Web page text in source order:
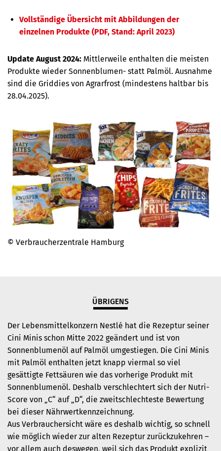
Vollständige Übersicht mit Abbildungen der
einzelnen Produkte (PDF, Stand: April 2023)
Update August 2024: Mittlerweile enthalten die meisten
Produkte wieder Sonnenblumen- statt Palmöl. Ausnahme
sind die Griddies von Agrarfrost (mindestens haltbar bis
28.04.2025).
© Verbraucherzentrale Hamburg
ÜBRIGENS
Der Lebensmittelkonzern Nestlé hat die Rezeptur seiner
Cini Minis schon Mitte 2022 geändert und ist von
Sonnenblumenöl auf Palmöl umgestiegen. Die Cini Minis
mit Palmöl enthalten jetzt knapp viermal so viel
gesättigte Fettsäuren wie das vorherige Produkt mit
Sonnenblumenöl. Deshalb verschlechtert sich der Nutri-
Score von „C“ auf „D“, die zweitschlechteste Bewertung
bei dieser Nährwertkennzeichnung.
Aus Verbrauchersicht wäre es deshalb wichtig, so schnell
wie möglich wieder zur alten Rezeptur zurückzukehren –
vor allem auch deswegen, weil sich das Produkt explizit